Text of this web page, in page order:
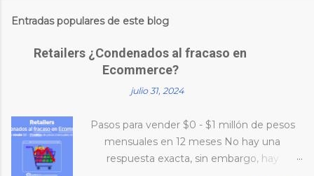
Entradas populares de este blog
Retailers ¿Condenados al fracaso en
Ecommerce?
julio 31, 2024
Pasos para vender $0 - $1 millón de pesos
mensuales en 12 meses No hay una
respuesta exacta, sin embargo, hay